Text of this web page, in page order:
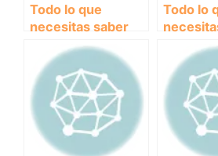
Todo lo que
necesitas saber
sobre los perros
pequeños de raza
Pitbull
Todo lo
sobre
perros:
son
cómo